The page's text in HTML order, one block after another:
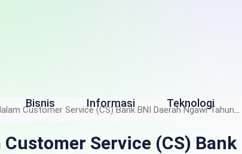
Bisnis Informasi Teknologi
Customer Service (CS) Bank BNI Daerah Ngawi Tahun
Service (CS) Bank